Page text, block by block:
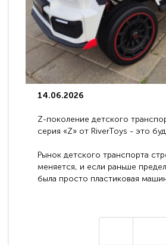
14.06.2026
Z-поколение детского
серия «Z» от RiverToys - это
Рынок детского транспорта
меняется, и если раньше
была просто пластиковая